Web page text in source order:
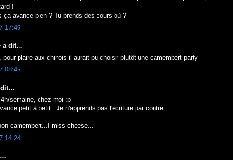
!
ça avance bien ? Tu prends des cours où ?
17:46
a dit…
pour plaire aux chinois il aurait pu choisir plutôt une camembert party
08:45
dit…
semaine, chez moi :p
petit à petit...Je n'apprends pas l'écriture par contre.
camembert...I miss cheese...
14:24